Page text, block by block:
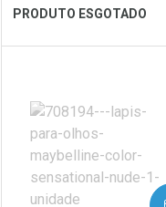
Ver Desconto Convênio
PRODUTO ESGOTADO
Laboratório
Por Menos